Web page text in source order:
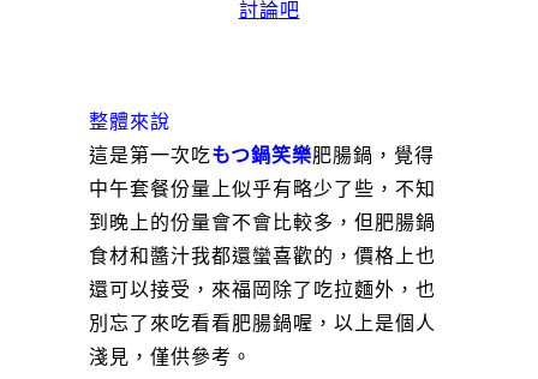
討論吧
整體來說
這是第一次吃もつ鍋笑樂肥腸鍋，覺得
中午套餐份量上似乎有略少了些，不知
到晚上的份量會不會比較多，但肥腸鍋
食材和醬汁我都還蠻喜歡的，價格上也
還可以接受，來福岡除了吃拉麵外，也
別忘了來吃看看肥腸鍋喔，以上是個人
淺見，僅供參考。